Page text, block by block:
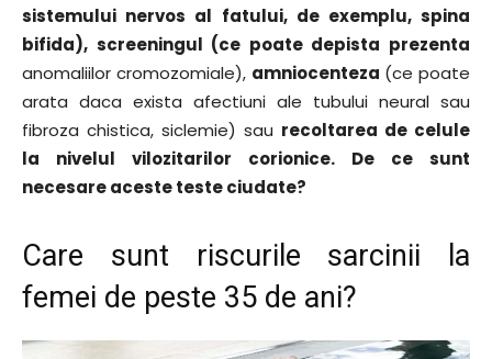
sistemului nervos al fatului, de exemplu, spina
bifida), screeningul (ce poate depista prezenta
anomaliilor cromozomiale), amniocenteza (ce poate
arata daca exista afectiuni ale tubului neural sau
fibroza chistica, siclemie) sau recoltarea de celule
la nivelul vilozitarilor corionice. De ce sunt
necesare aceste teste ciudate?
Care sunt riscurile sarcinii la
femei de peste 35 de ani?